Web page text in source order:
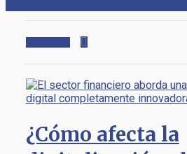
¿Cómo afecta la